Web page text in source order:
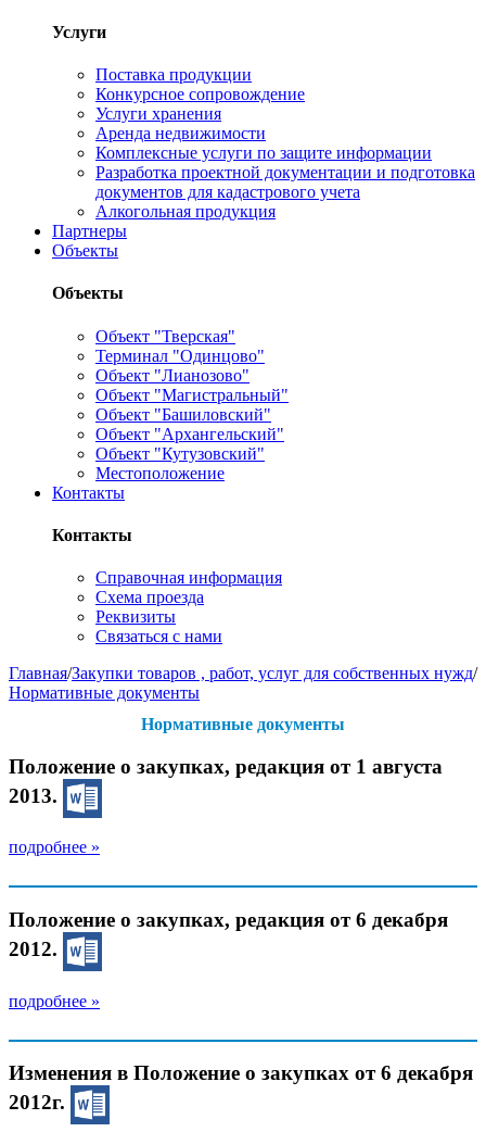
Услуги
Поставка продукции
Конкурсное сопровождение
Услуги хранения
Аренда недвижимости
Комплексные услуги по защите информации
Разработка проектной документации и подготовка
документов для кадастрового учета
Алкогольная продукция
Партнеры
Объекты
Объекты
Объект "Тверская"
Терминал "Одинцово"
Объект "Лианозово"
Объект "Магистральный"
Объект "Башиловский"
Объект "Архангельский"
Объект "Кутузовский"
Местоположение
Контакты
Контакты
Справочная информация
Схема проезда
Реквизиты
Связаться с нами
Главная/Закупки товаров , работ, услуг для собственных нужд/
Нормативные документы
Нормативные документы
Положение о закупках, редакция от 1 августа
2013.
подробнее »
Положение о закупках, редакция от 6 декабря
2012.
подробнее »
Изменения в Положение о закупках от 6 декабря
2012г.